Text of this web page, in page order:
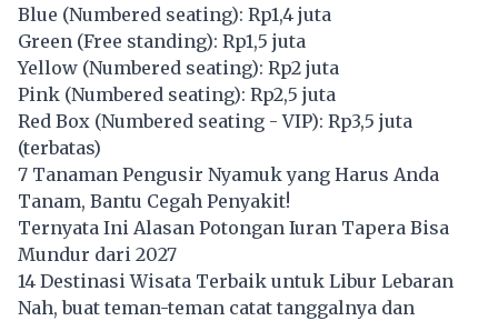
Blue (Numbered seating): Rp1,4 juta
Green (Free standing): Rp1,5 juta
Yellow (Numbered seating): Rp2 juta
Pink (Numbered seating): Rp2,5 juta
Red Box (Numbered seating - VIP): Rp3,5 juta
(terbatas)
7 Tanaman Pengusir Nyamuk yang Harus Anda
Tanam, Bantu Cegah Penyakit!
Ternyata Ini Alasan Potongan Iuran Tapera Bisa
Mundur dari 2027
14 Destinasi Wisata Terbaik untuk Libur Lebaran
Nah, buat teman-teman catat tanggalnya dan